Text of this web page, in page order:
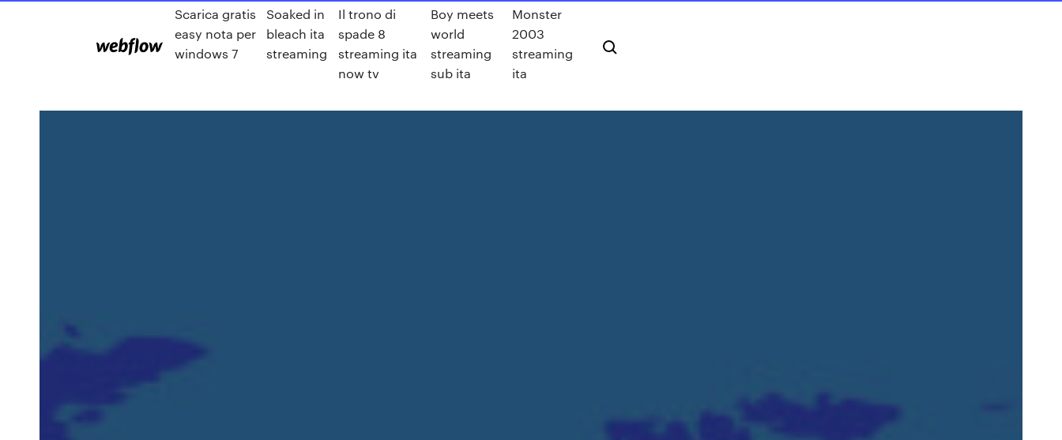
Scarica gratis
easy nota per
windows 7
Soaked in
bleach ita
streaming
Il trono di
spade 8
streaming ita
now tv
Boy meets
world
streaming
sub ita
Monster
2003
streaming
ita